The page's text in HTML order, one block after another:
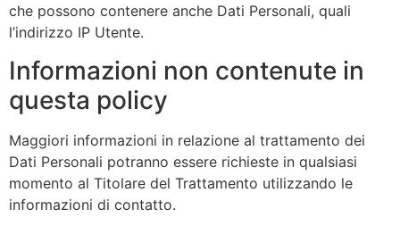
che possono contenere anche Dati Personali, quali
l’indirizzo IP Utente.
Informazioni non contenute in
questa policy
Maggiori informazioni in relazione al trattamento dei
Dati Personali potranno essere richieste in qualsiasi
momento al Titolare del Trattamento utilizzando le
informazioni di contatto.